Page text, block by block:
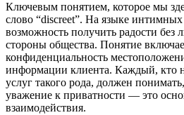
Ключевым понятием, которое мы
слово “discreet”. На языке интимных
возможность получить радости без
стороны общества. Понятие
конфиденциальность
информации клиента. Каждый, кто
услуг такого рода, должен
уважение к приватности — это
взаимодействия.